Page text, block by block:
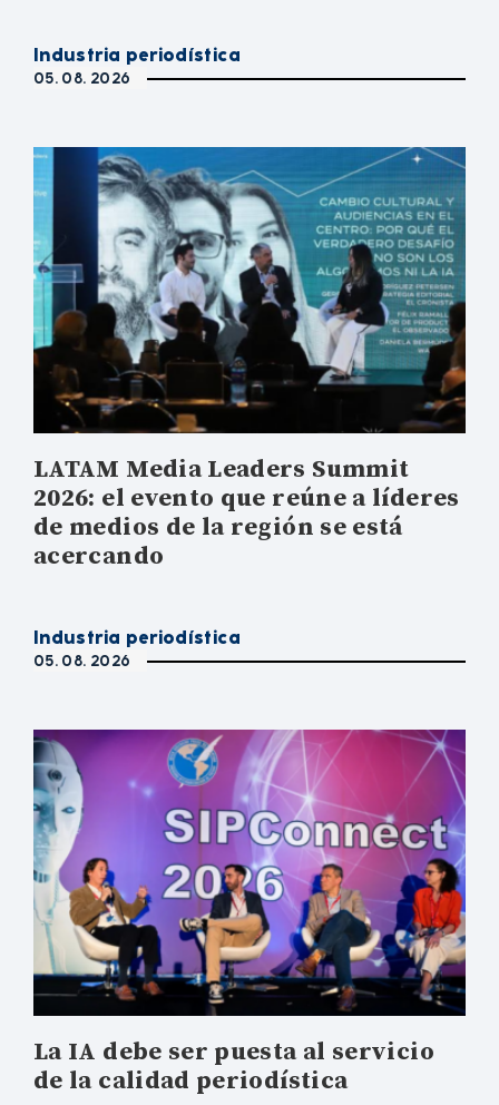
Industria periodística
05. 08. 2026
LATAM Media Leaders Summit
2026: el evento que reúne a líderes
de medios de la región se está
acercando
Industria periodística
05. 08. 2026
La IA debe ser puesta al servicio
de la calidad periodística